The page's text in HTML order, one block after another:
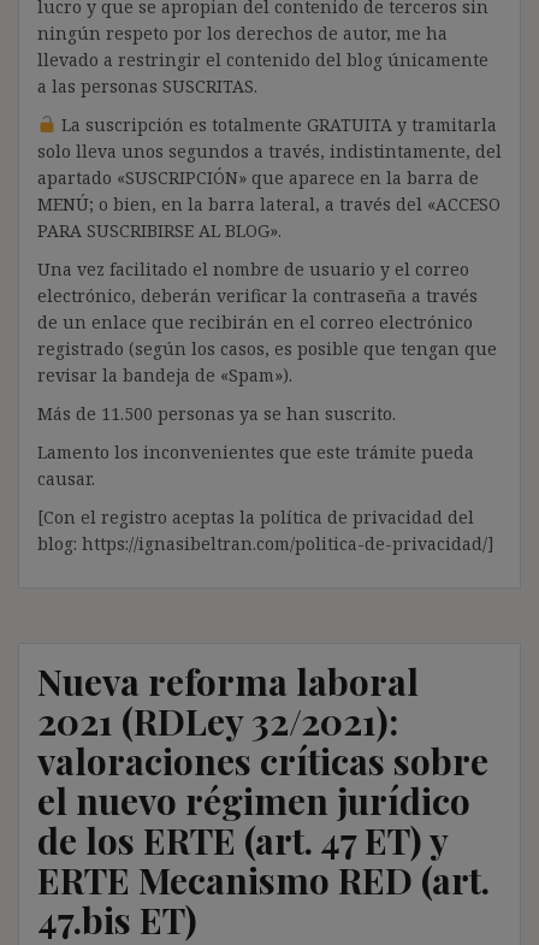
lucro y que se apropian del contenido de terceros sin
ningún respeto por los derechos de autor, me ha
llevado a restringir el contenido del blog únicamente
a las personas SUSCRITAS.
La suscripción es totalmente GRATUITA y tramitarla
solo lleva unos segundos a través, indistintamente, del
apartado «SUSCRIPCIÓN» que aparece en la barra de
MENÚ; o bien, en la barra lateral, a través del «ACCESO
PARA SUSCRIBIRSE AL BLOG».
Una vez facilitado el nombre de usuario y el correo
electrónico, deberán verificar la contraseña a través
de un enlace que recibirán en el correo electrónico
registrado (según los casos, es posible que tengan que
revisar la bandeja de «Spam»).
Más de 11.500 personas ya se han suscrito.
Lamento los inconvenientes que este trámite pueda
causar.
[Con el registro aceptas la política de privacidad del
blog: https://ignasibeltran.com/politica-de-privacidad/]
Nueva reforma laboral
2021 (RDLey 32/2021):
valoraciones críticas sobre
el nuevo régimen jurídico
de los ERTE (art. 47 ET) y
ERTE Mecanismo RED (art.
47.bis ET)